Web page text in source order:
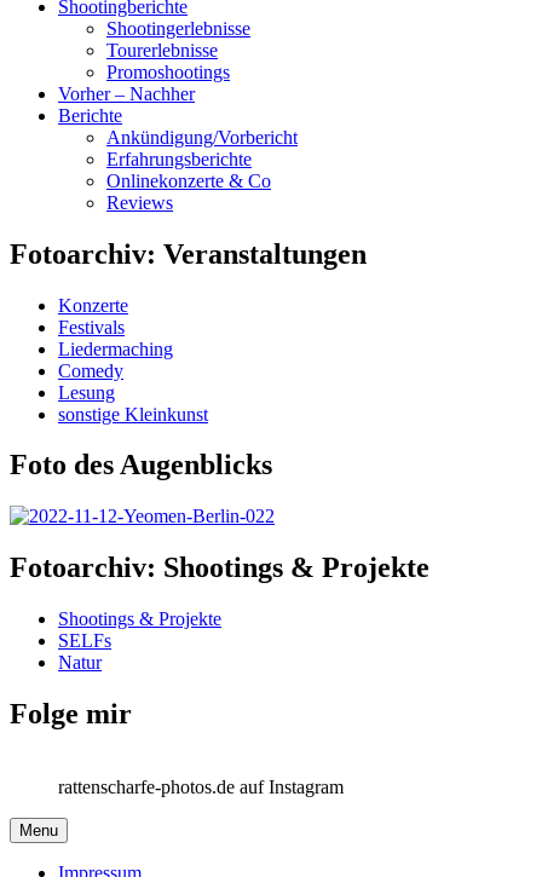
Shootingberichte
Shootingerlebnisse
Tourerlebnisse
Promoshootings
Vorher – Nachher
Berichte
Ankündigung/Vorbericht
Erfahrungsberichte
Onlinekonzerte & Co
Reviews
Fotoarchiv: Veranstaltungen
Konzerte
Festivals
Liedermaching
Comedy
Lesung
sonstige Kleinkunst
Foto des Augenblicks
Fotoarchiv: Shootings & Projekte
Shootings & Projekte
SELFs
Natur
Folge mir
rattenscharfe-photos.de auf Instagram
Menu
Impressum